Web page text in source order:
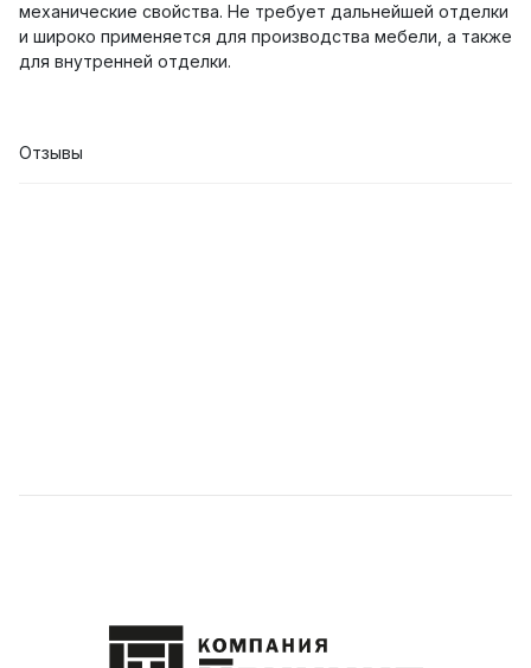
механические свойства. Не требует дальнейшей отделки
и широко применяется для производства мебели, а также
для внутренней отделки.
Отзывы